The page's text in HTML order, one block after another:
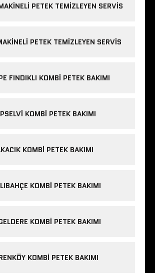
PETEK TEMIZLEYEN SERVIS
PETEK TEMIZLEYEN SERVIS
FINDIKLI KOMBI PETEK BAKIMI
KOMBI PETEK BAKIMI
KOMBI PETEK BAKIMI
KOMBI PETEK BAKIMI
KOMBI PETEK BAKIMI
KOMBI PETEK BAKIMI